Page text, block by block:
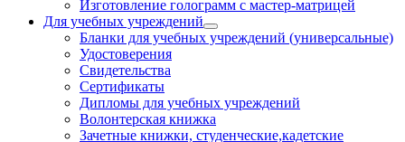
Изготовление голограмм с мастер-матрицей
Для учебных учреждений
Бланки для учебных учреждений (универсальные)
Удостоверения
Свидетельства
Сертификаты
Дипломы для учебных учреждений
Волонтерская книжка
Зачетные книжки, студенческие,кадетские